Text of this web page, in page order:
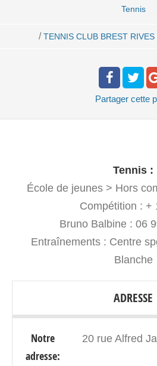
Tennis
/ TENNIS CLUB BREST
Partager cette
Tennis :
École de jeunes > Hors
Compétition : +
Bruno Balbine : 06
Entraînements : Centre
Blanche
ADRESSE
Notre
adresse:
20 rue Alfred